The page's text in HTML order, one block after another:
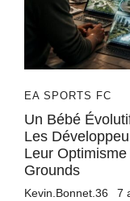
EA SPORTS FC
Un Bébé
Les
Leur
Grounds
Kevin.Bonnet.36 7